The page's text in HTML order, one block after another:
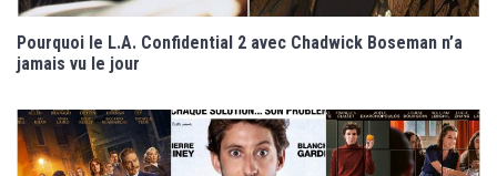
Pourquoi le L.A. Confidential 2 avec Chadwick Boseman n’a
jamais vu le jour